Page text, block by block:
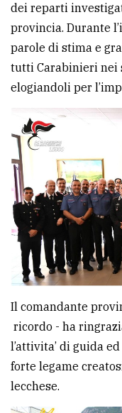
dei reparti
provincia. Durante
parole di stima e
tutti Carabinieri nei
elogiandoli per
Il comandante
ricordo - ha
l’attivita’ di guida
forte legame
lecchese.